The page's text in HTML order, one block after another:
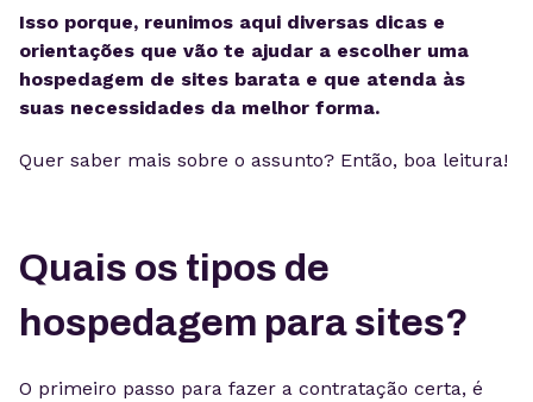
Isso porque, reunimos aqui diversas dicas e
orientações que vão te ajudar a escolher uma
hospedagem de sites barata e que atenda às
suas necessidades da melhor forma.
Quer saber mais sobre o assunto? Então, boa leitura!
Quais os tipos de
hospedagem para sites?
O primeiro passo para fazer a contratação certa, é